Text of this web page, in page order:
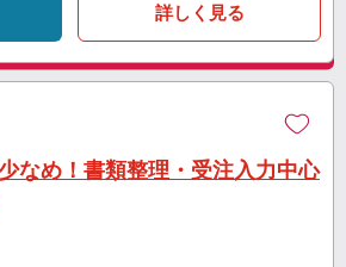
詳しく見る
なめ！書類整理・受注入力中心